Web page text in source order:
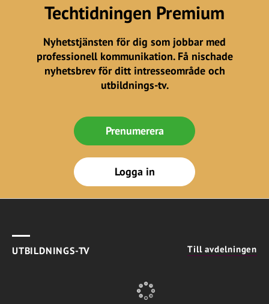
Techtidningen Premium
Nyhetstjänsten för dig som jobbar med
professionell kommunikation. Få nischade
nyhetsbrev för ditt intresseområde och
utbildnings-tv.
Prenumerera
Logga in
UTBILDNINGS-TV Till avdelningen